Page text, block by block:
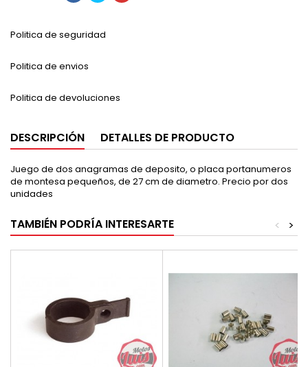
Politica de seguridad
Politica de envios
Politica de devoluciones
DESCRIPCIÓN DETALLES DE PRODUCTO
Juego de dos anagramas de deposito, o placa portanumeros
de montesa pequeños, de 27 cm de diametro. Precio por dos
unidades
TAMBIÉN PODRÍA INTERESARTE >
<